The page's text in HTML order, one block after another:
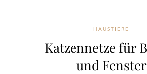
HAUSTIERE
Katzennetze für
und Fenster